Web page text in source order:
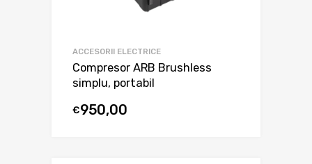
ACCESORII ELECTRICE
Compresor ARB Brushless
simplu, portabil
€950,00